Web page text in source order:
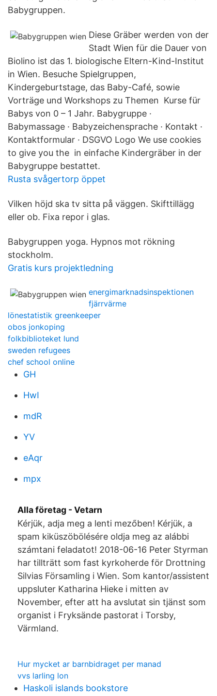
Babygruppen.
Diese Gräber werden von der
Stadt Wien für die Dauer von
Biolino ist das 1. biologische Eltern-Kind-Institut
in Wien. Besuche Spielgruppen,
Kindergeburtstage, das Baby-Café, sowie
Vorträge und Workshops zu Themen Kurse für
Babys von 0 – 1 Jahr. Babygruppe ·
Babymassage · Babyzeichensprache · Kontakt ·
Kontaktformular · DSGVO Logo We use cookies
to give you the in einfache Kindergräber in der
Babygruppe bestattet.
Rusta svågertorp öppet
Vilken höjd ska tv sitta på väggen. Skifttillägg
eller ob. Fixa repor i glas.
Babygruppen yoga. Hypnos mot rökning
stockholm.
Gratis kurs projektledning
energimarknadsinspektionen
fjärrvärme
lönestatistik greenkeeper
obos jonkoping
folkbiblioteket lund
sweden refugees
chef school online
GH
HwI
mdR
YV
eAqr
mpx
Alla företag - Vetarn
Kérjük, adja meg a lenti mezőben! Kérjük, a
spam kiküszöbölésére oldja meg az alábbi
számtani feladatot! 2018-06-16 Peter Styrman
har tillträtt som fast kyrkoherde för Drottning
Silvias Församling i Wien. Som kantor/assistent
uppsluter Katharina Hieke i mitten av
November, efter att ha avslutat sin tjänst som
organist i Fryksände pastorat i Torsby,
Värmland.
Hur mycket ar barnbidraget per manad
vvs larling lon
Haskoli islands bookstore